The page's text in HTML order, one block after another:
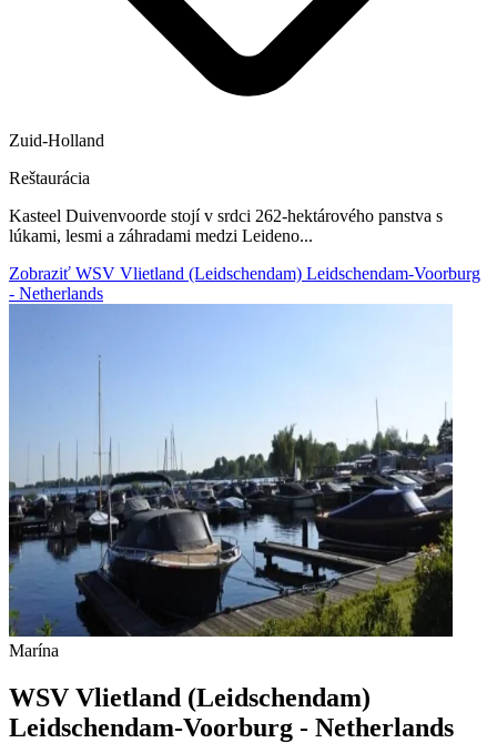
Zuid-Holland
Reštaurácia
Kasteel Duivenvoorde stojí v srdci 262-hektárového panstva s
lúkami, lesmi a záhradami medzi Leideno...
Zobraziť WSV Vlietland (Leidschendam) Leidschendam-Voorburg
- Netherlands
Marína
WSV Vlietland (Leidschendam)
Leidschendam-Voorburg - Netherlands